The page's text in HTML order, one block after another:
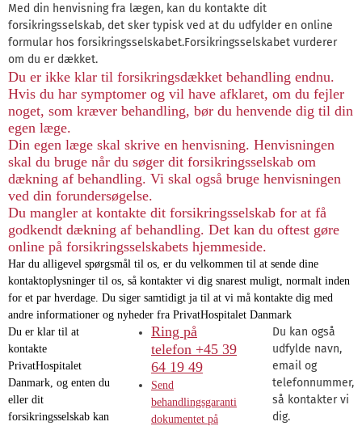
Med din henvisning fra lægen, kan du kontakte dit
forsikringsselskab, det sker typisk ved at du udfylder en online
formular hos forsikringsselskabet.Forsikringsselskabet vurderer
om du er dækket.
Du er ikke klar til forsikringsdækket behandling endnu.
Hvis du har symptomer og vil have afklaret, om du fejler
noget, som kræver behandling, bør du henvende dig til din
egen læge.
Din egen læge skal skrive en henvisning. Henvisningen
skal du bruge når du søger dit forsikringsselskab om
dækning af behandling. Vi skal også bruge henvisningen
ved din forundersøgelse.
Du mangler at kontakte dit forsikringsselskab for at få
godkendt dækning af behandling. Det kan du oftest gøre
online på forsikringsselskabets hjemmeside.
Har du alligevel spørgsmål til os, er du velkommen til at sende dine
kontaktoplysninger til os, så kontakter vi dig snarest muligt, normalt inden
for et par hverdage. Du siger samtidigt ja til at vi må kontakte dig med
andre informationer og nyheder fra PrivatHospitalet Danmark
Du er klar til at
kontakte
PrivatHospitalet
Danmark, og enten du
eller dit
forsikringsselskab kan
Ring på
telefon +45 39
64 19 49
Send
behandlingsgaranti
dokumentet på
Du kan også
udfylde navn,
email og
telefonnummer,
så kontakter vi
dig.